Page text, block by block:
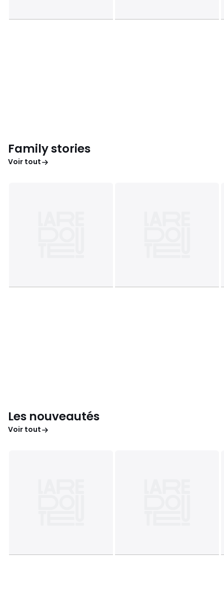
Family stories
Voir tout
Les nouveautés
Voir tout